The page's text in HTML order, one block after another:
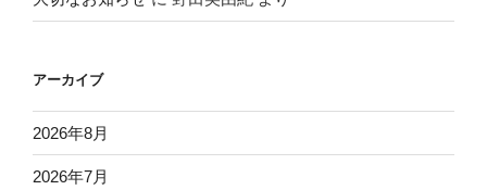
アーカイブ
2026年8月
2026年7月